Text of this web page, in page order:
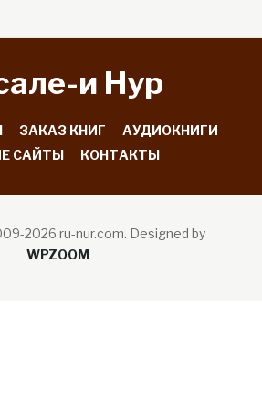
и Hyp
ЗАКАЗ КНИГ
АУДИОКНИГИ
САЙТЫ
КОНТАКТЫ
2026 ru-nur.com. Designed by
WPZOOM